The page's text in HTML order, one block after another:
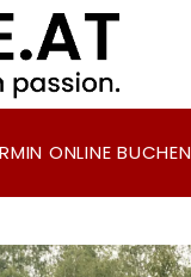
ONLINE